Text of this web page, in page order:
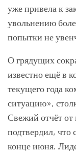
уже привела к
увольнению
попытки не
О грядущих
известно ещё в
текущего года
ситуацию»,
Свежий отчёт от
подтвердил, что
конце июня.